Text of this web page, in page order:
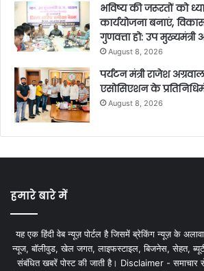
भविष्य की जरूरतों को
कार्ययोजना बनाएं,
गुणवत्ता हो: उप
August 8, 2026
पर्यटन मंत्री राजेश
एसोसिएशन के
August 8, 2026
हमारे बारे में
यह एक हिंदी वेब न्यूज़ पोर्टल है जिसमें ब्रेकिंग न्यूज़ के
न्यूज, बॉलीवुड, खेल जगत, लाइफस्टाइल, बिजनेस, सेहत,
संबंधित खबरें पोस्ट की जाती है। Disclaimer - समाचार